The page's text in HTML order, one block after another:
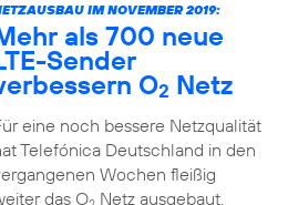
IM NOVEMBER 2019:
als 700 neue
Sender
O2 Netz
eine noch bessere Netzqualität
Telefónica Deutschland in den
Wochen fleißig
das O Netz ausgebaut.